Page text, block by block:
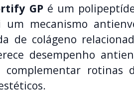
GPé um
um mecanismo
de colágeno
desempenho
rotinas